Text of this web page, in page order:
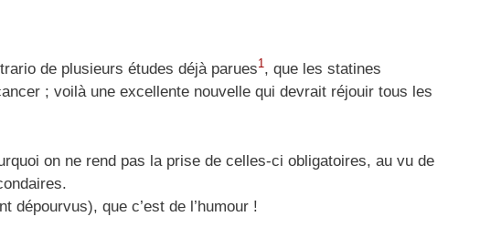
de plusieurs études déjà parues1, que les statines
; voilà une excellente nouvelle qui devrait réjouir tous les
on ne rend pas la prise de celles-ci obligatoires, au vu de
dépourvus), que c’est de l’humour !